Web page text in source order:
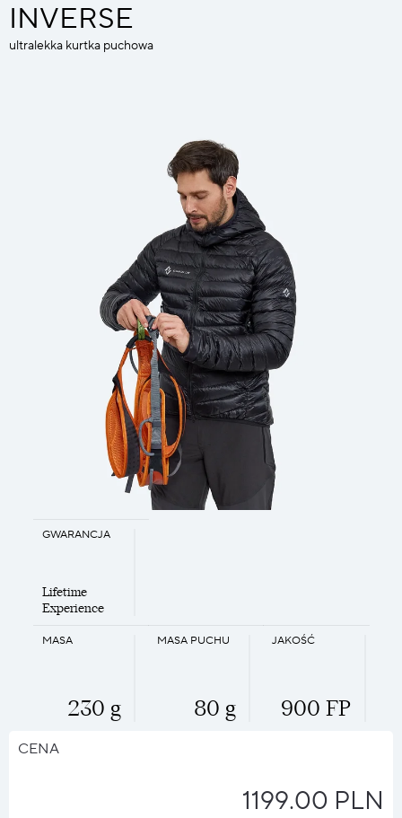
INVERSE
ultralekka kurtka puchowa
MASA
230 g
JAKOŚĆ
900 FP
MASA PUCHU
80 g
GWARANCJA
Lifetime
Experience
CENA
1199.00 PLN